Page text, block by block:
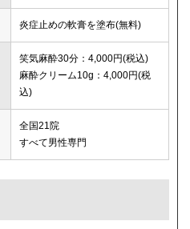
炎症止めの軟膏を塗布(無料)
笑気麻酔30分：4,000円(税込)
麻酔クリーム10g：4,000円(税
込)
全国21院
すべて男性専門